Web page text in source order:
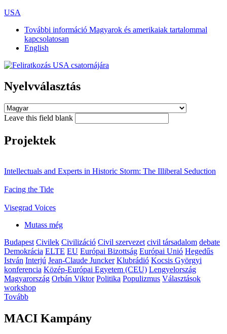
USA
További információ Magyarok és amerikaiak tartalommal
kapcsolatosan
English
Nyelvválasztás
Leave this field blank
Projektek
Intellectuals and Experts in Historic Storm: The Illiberal Seduction
Facing the Tide
Visegrad Voices
Mutass még
Budapest Civilek Civilizáció Civil szervezet civil társadalom debate
Demokrácia ELTE EU Európai Bizottság Európai Unió Hegedűs
István Interjú Jean-Claude Juncker Klubrádió Kocsis Györgyi
konferencia Közép-Európai Egyetem (CEU) Lengyelország
Magyarország Orbán Viktor Politika Populizmus Választások
workshop
Tovább
MACI Kampány